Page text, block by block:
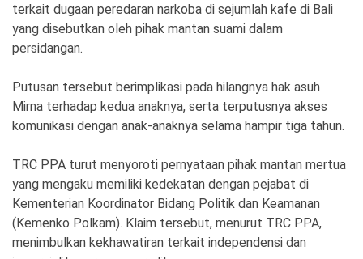
terkait dugaan peredaran narkoba di sejumlah kafe di Bali
yang disebutkan oleh pihak mantan suami dalam
persidangan.
Putusan tersebut berimplikasi pada hilangnya hak asuh
Mirna terhadap kedua anaknya, serta terputusnya akses
komunikasi dengan anak-anaknya selama hampir tiga tahun.
TRC PPA turut menyoroti pernyataan pihak mantan mertua
yang mengaku memiliki kedekatan dengan pejabat di
Kementerian Koordinator Bidang Politik dan Keamanan
(Kemenko Polkam). Klaim tersebut, menurut TRC PPA,
menimbulkan kekhawatiran terkait independensi dan